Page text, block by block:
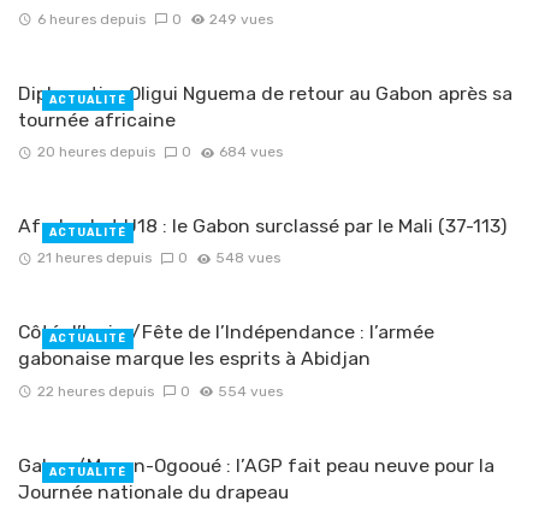
6 heures depuis 0 249 vues
Diplomatie : Oligui Nguema de retour au Gabon après sa
tournée africaine
20 heures depuis 0 684 vues
ACTUALITÉ
Afrobasket U18 : le Gabon surclassé par le Mali (37-113)
21 heures depuis 0 548 vues
ACTUALITÉ
Côté d’Ivoire/Fête de l’Indépendance : l’armée
gabonaise marque les esprits à Abidjan
22 heures depuis 0 554 vues
ACTUALITÉ
Gabon/Moyen-Ogooué : l’AGP fait peau neuve pour la
Journée nationale du drapeau
ACTUALITÉ